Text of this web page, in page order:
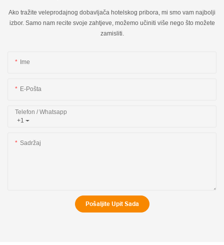
Ako tražite veleprodajnog dobavljača hotelskog pribora, mi smo vam najbolji
izbor. Samo nam recite svoje zahtjeve, možemo učiniti više nego što možete
zamisliti.
Ime
E-Pošta
+1
Telefon / Whatsapp
Sadržaj
Pošaljite Upit Sada